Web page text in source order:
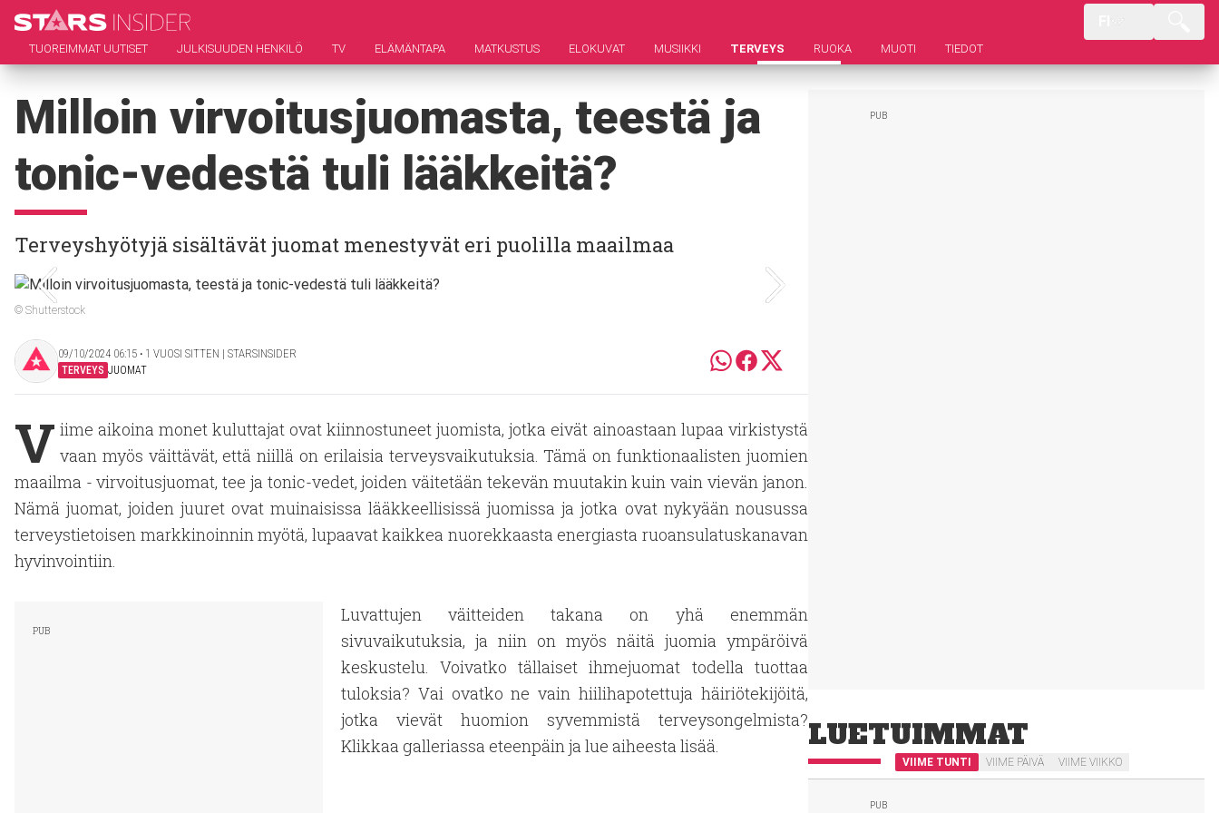
TUOREIMMAT UUTISET JULKISUUDEN HENKILÖ TV ELÄMÄNTAPA MATKUSTUS ELOKUVAT MUSIIKKI TERVEYS RUOKA MUOTI TIEDOT
Milloin virvoitusjuomasta, teestä ja
tonic-vedestä tuli lääkkeitä?
Terveyshyötyjä sisältävät juomat menestyvät eri puolilla maailmaa
© Shutterstock
09/10/2024 06:15 ‧ 1 VUOSI SITTEN | STARSINSIDER
TERVEYS JUOMAT
V iime aikoina monet kuluttajat ovat kiinnostuneet juomista, jotka eivät ainoastaan lupaa virkistystä
vaan myös väittävät, että niillä on erilaisia terveysvaikutuksia. Tämä on funktionaalisten juomien
maailma - virvoitusjuomat, tee ja tonic-vedet, joiden väitetään tekevän muutakin kuin vain vievän janon.
Nämä juomat, joiden juuret ovat muinaisissa lääkkeellisissä juomissa ja jotka ovat nykyään nousussa
terveystietoisen markkinoinnin myötä, lupaavat kaikkea nuorekkaasta energiasta ruoansulatuskanavan
hyvinvointiin.
Luvattujen väitteiden takana on yhä enemmän
sivuvaikutuksia, ja niin on myös näitä juomia ympäröivä
keskustelu. Voivatko tällaiset ihmejuomat todella tuottaa
tuloksia? Vai ovatko ne vain hiilihapotettuja häiriötekijöitä,
jotka vievät huomion syvemmistä terveysongelmista?
Klikkaa galleriassa eteenpäin ja lue aiheesta lisää.
LUETUIMMAT
VIIME TUNTI VIIME PÄIVÄ VIIME VIIKKO